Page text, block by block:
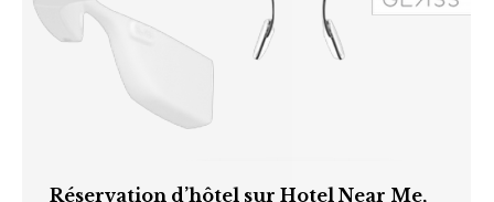
Réservation d’hôtel sur Hotel Near Me,